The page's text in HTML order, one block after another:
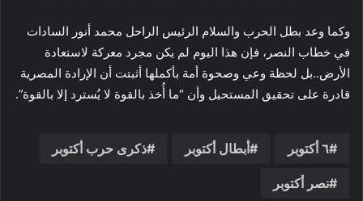
وكما وعد بطل الحرب والسلام الرئيس الراحل محمد أنور السادات
في خطاب النصر، فإن هذا اليوم لم يكن مجرد معركة لاستعادة
الأرض..بل لحظة وعي وصحوة أمة بأكملها أثبتت أن الإرادة المصرية
قادرة على تحقيق المستحيل وأن “ما أُخذ بالقوة لا يُسترد إلا بالقوة”.
٦ أكتوبر أبطال أكتوبر ذكرى حرب أكتوبر
نصر أكتوبر